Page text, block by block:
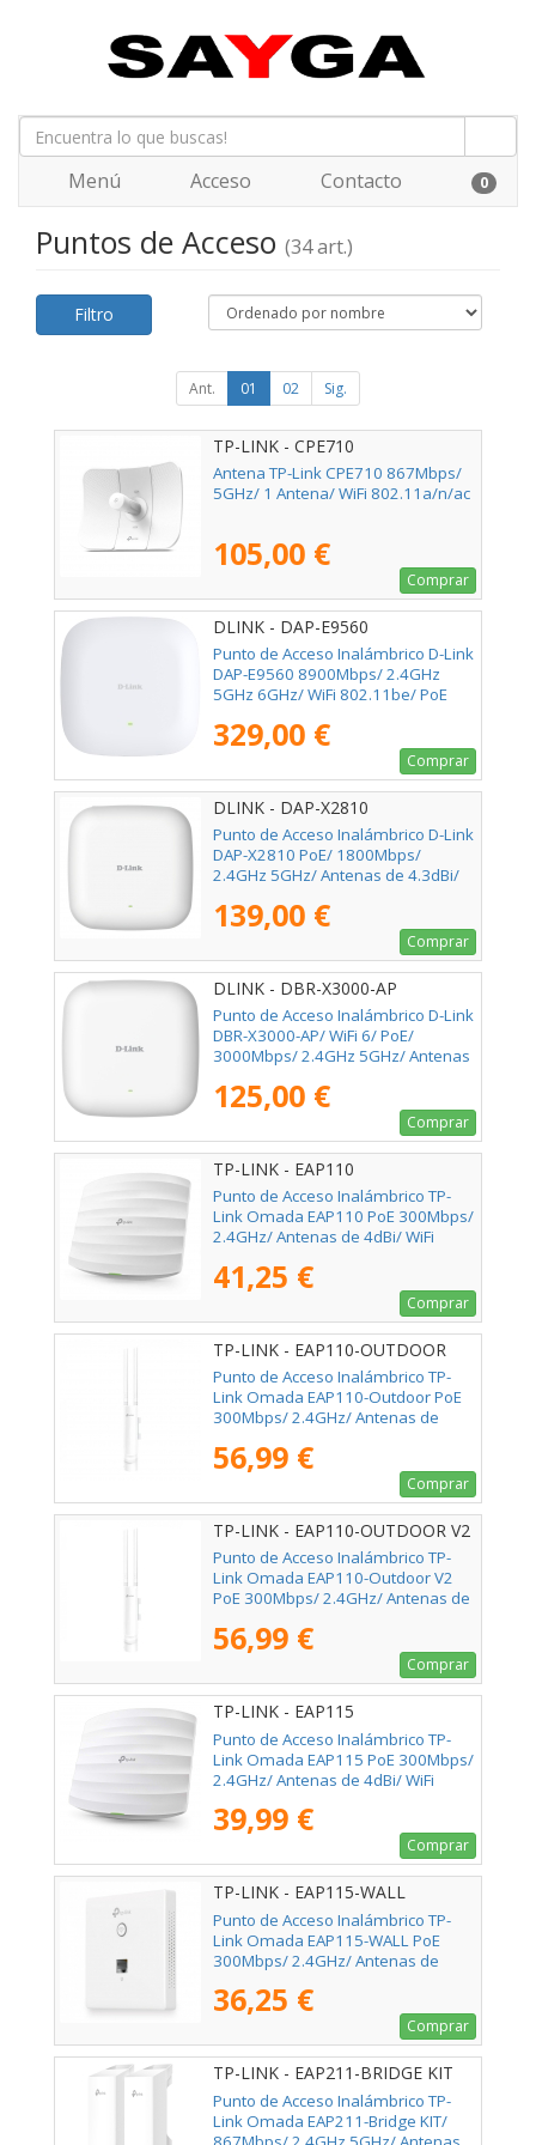
Menú Acceso Contacto 0
Puntos de Acceso (34 art.)
Filtro
Ant. 01 02 Sig.
TP-LINK - CPE710
Antena TP-Link CPE710 867Mbps/
5GHz/ 1 Antena/ WiFi 802.11a/n/ac
105,00 €
Comprar
DLINK - DAP-E9560
Punto de Acceso Inalámbrico D-Link
DAP-E9560 8900Mbps/ 2.4GHz
5GHz 6GHz/ WiFi 802.11be/ PoE
329,00 €
Comprar
DLINK - DAP-X2810
Punto de Acceso Inalámbrico D-Link
DAP-X2810 PoE/ 1800Mbps/
2.4GHz 5GHz/ Antenas de 4.3dBi/
139,00 €
Comprar
DLINK - DBR-X3000-AP
Punto de Acceso Inalámbrico D-Link
DBR-X3000-AP/ WiFi 6/ PoE/
3000Mbps/ 2.4GHz 5GHz/ Antenas
125,00 €
Comprar
TP-LINK - EAP110
Punto de Acceso Inalámbrico TP-
Link Omada EAP110 PoE 300Mbps/
2.4GHz/ Antenas de 4dBi/ WiFi
41,25 €
Comprar
TP-LINK - EAP110-OUTDOOR
Punto de Acceso Inalámbrico TP-
Link Omada EAP110-Outdoor PoE
300Mbps/ 2.4GHz/ Antenas de
56,99 €
Comprar
TP-LINK - EAP110-OUTDOOR V2
Punto de Acceso Inalámbrico TP-
Link Omada EAP110-Outdoor V2
PoE 300Mbps/ 2.4GHz/ Antenas de
56,99 €
Comprar
TP-LINK - EAP115
Punto de Acceso Inalámbrico TP-
Link Omada EAP115 PoE 300Mbps/
2.4GHz/ Antenas de 4dBi/ WiFi
39,99 €
Comprar
TP-LINK - EAP115-WALL
Punto de Acceso Inalámbrico TP-
Link Omada EAP115-WALL PoE
300Mbps/ 2.4GHz/ Antenas de
36,25 €
Comprar
TP-LINK - EAP211-BRIDGE KIT
Punto de Acceso Inalámbrico TP-
Link Omada EAP211-Bridge KIT/